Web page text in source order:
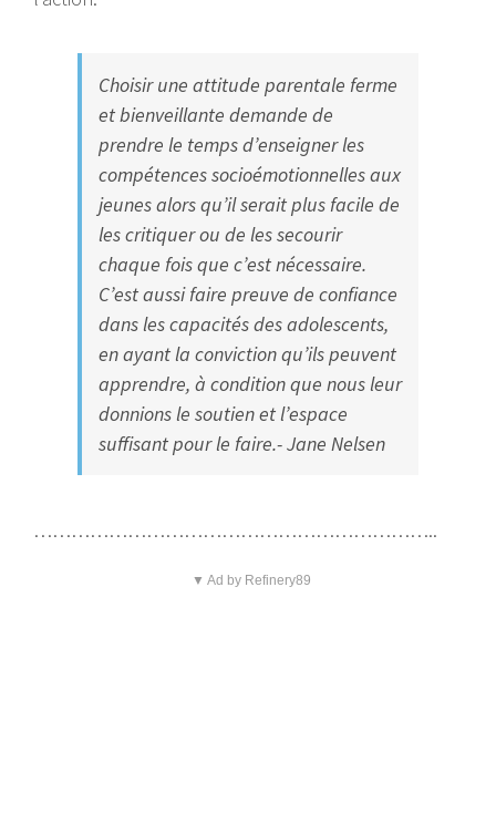
Choisir une attitude parentale ferme
et bienveillante demande de
prendre le temps d’enseigner les
compétences socioémotionnelles aux
jeunes alors qu’il serait plus facile de
les critiquer ou de les secourir
chaque fois que c’est nécessaire.
C’est aussi faire preuve de confiance
dans les capacités des adolescents,
en ayant la conviction qu’ils peuvent
apprendre, à condition que nous leur
donnions le soutien et l’espace
suffisant pour le faire.- Jane Nelsen
………………………………………………………..
▼ Ad by Refinery89